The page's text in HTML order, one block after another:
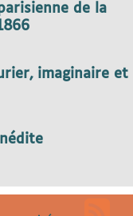
de la
imaginaire et